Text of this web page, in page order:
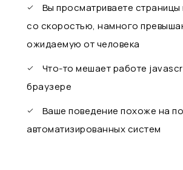
Вы просматриваете страницы
со скоростью, намного
ожидаемую от человека
Что-то мешает работе
браузере
Ваше поведение похоже на
автоматизированных систем